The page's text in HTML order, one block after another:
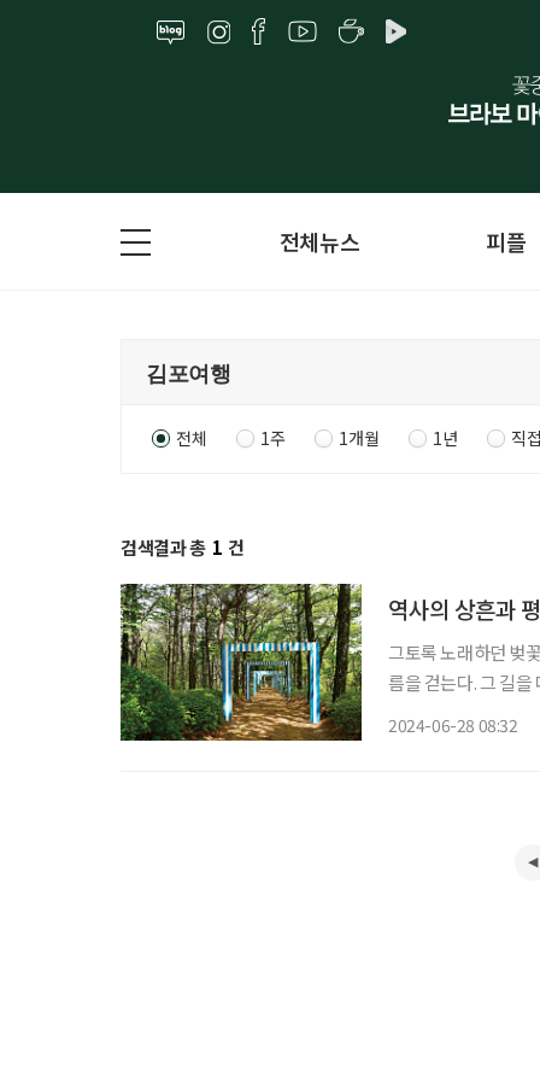
전체뉴스 피플
전체 1주 1개월 1년 직
검색결과 총 1 건
역사의 상흔과
그토록 노래하던 벚
름을 걷는다. 그 길을 따라 높은
2024-06-28 08:32